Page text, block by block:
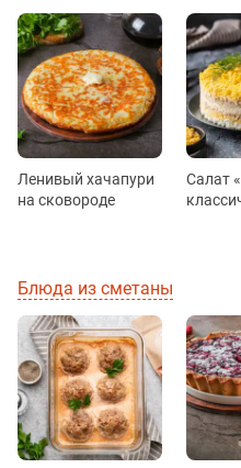
Ленивый хачапури
на сковороде
Салат
Блюда из сметаны